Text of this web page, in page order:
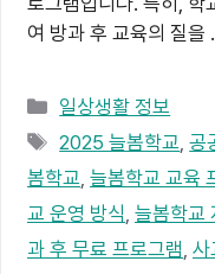
여 방과 후 교육의 질을
카
테
리
일상생활 정보
태
그
2025 늘봄학교 ,공
봄학교 늘봄학교 교육
교 운영 방식 늘봄학교
과 후 무료 프로그램 사